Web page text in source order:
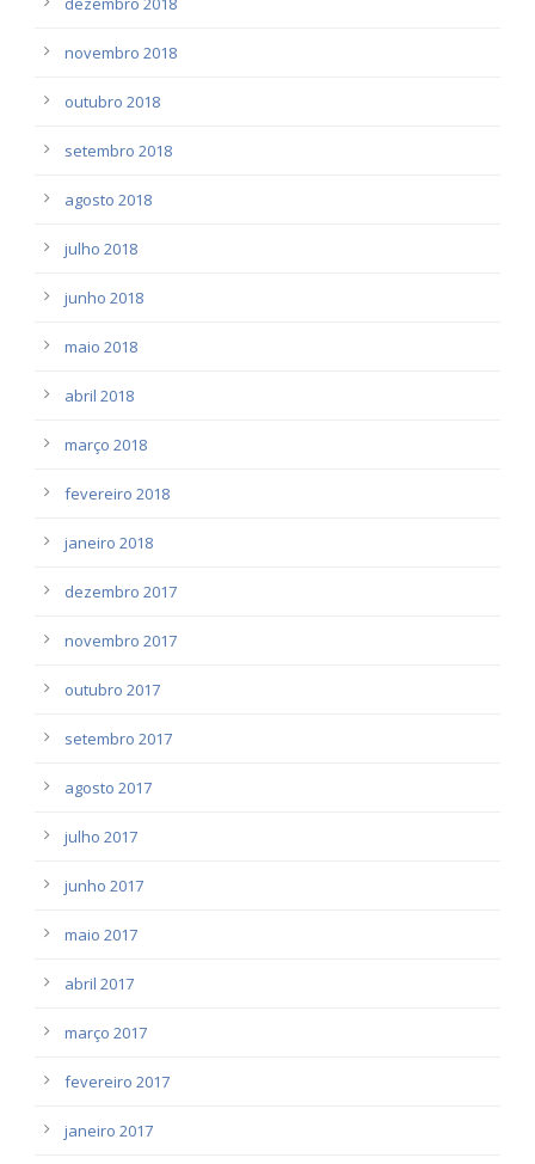
novembro 2018
outubro 2018
setembro 2018
agosto 2018
julho 2018
junho 2018
maio 2018
abril 2018
março 2018
fevereiro 2018
janeiro 2018
dezembro 2017
novembro 2017
outubro 2017
setembro 2017
agosto 2017
julho 2017
junho 2017
maio 2017
abril 2017
março 2017
fevereiro 2017
janeiro 2017